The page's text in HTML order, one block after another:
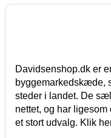
Davidsenshop.dk er
byggemarkedskæde,
steder i landet. De
nettet, og har
et stort udvalg. Klik